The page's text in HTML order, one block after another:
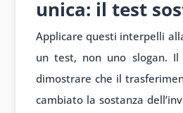
unica: il test
Applicare questi interpelli
un test, non uno slogan. Il
dimostrare che il
cambiato la sostanza